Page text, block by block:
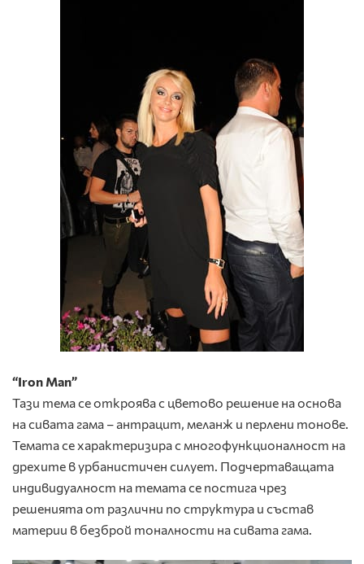
“Iron Man”
Тази тема се откроява с цветово решение на основа
на сивата гама – антрацит, меланж и перлени тонове.
Темата се характеризира с многофункционалност на
дрехите в урбанистичен силует. Подчертаващата
индивидуалност на темата се постига чрез
решенията от различни по структура и състав
материи в безброй тоналности на сивата гама.